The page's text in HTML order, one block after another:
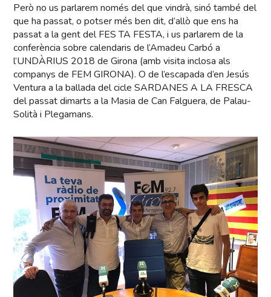
Però no us parlarem només del que vindrà, sinó també del
que ha passat, o potser més ben dit, d’allò que ens ha
passat a la gent del FES TA FESTA, i us parlarem de la
conferència sobre calendaris de l’Amadeu Carbó a
l’UNDÀRIUS 2018 de Girona (amb visita inclosa als
companys de FEM GIRONA). O de l’escapada d’en Jesús
Ventura a la ballada del cicle SARDANES A LA FRESCA
del passat dimarts a la Masia de Can Falguera, de Palau-
Solità i Plegamans.